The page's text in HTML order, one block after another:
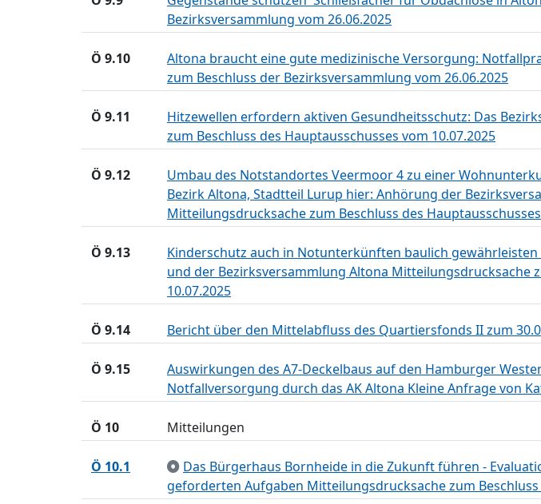
Bezirksversammlung vom 26.06.2025
Ö 9.10
Altona braucht eine gute medizinische Versorgung:
zum Beschluss der Bezirksversammlung vom 26.06.2025
Ö 9.11
Hitzewellen erfordern aktiven Gesundheitsschutz: Das
zum Beschluss des Hauptausschusses vom 10.07.2025
Ö 9.12
Umbau des Notstandortes Veermoor 4 zu einer
Bezirk Altona, Stadtteil Lurup hier: Anhörung der
Mitteilungsdrucksache zum Beschluss des
Ö 9.13
Kinderschutz auch in Notunterkünften baulich gewährleisten
und der Bezirksversammlung Altona Mitteilungsdrucksache
10.07.2025
Ö 9.14 Bericht über den Mittelabfluss des Quartiersfonds II zum
Ö 9.15
Auswirkungen des A7-Deckelbaus auf den Hamburger
Notfallversorgung durch das AK Altona Kleine Anfrage von
Ö 10 Mitteilungen
Ö 10.1
Das Bürgerhaus Bornheide in die Zukunft führen -
geforderten Aufgaben Mitteilungsdrucksache zum